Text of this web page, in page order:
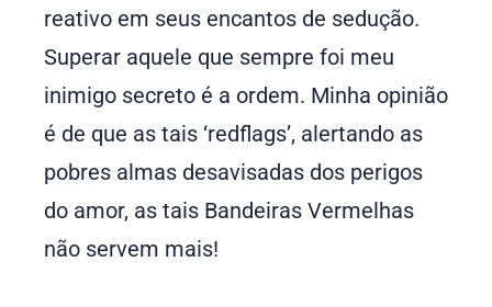
reativo em seus encantos de sedução.
Superar aquele que sempre foi meu
inimigo secreto é a ordem. Minha opinião
é de que as tais ‘redflags’, alertando as
pobres almas desavisadas dos perigos
do amor, as tais Bandeiras Vermelhas
não servem mais!